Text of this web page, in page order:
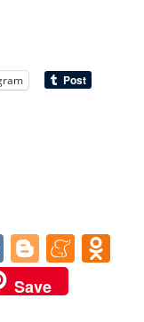
V
K
Bl
o
g
M
Save